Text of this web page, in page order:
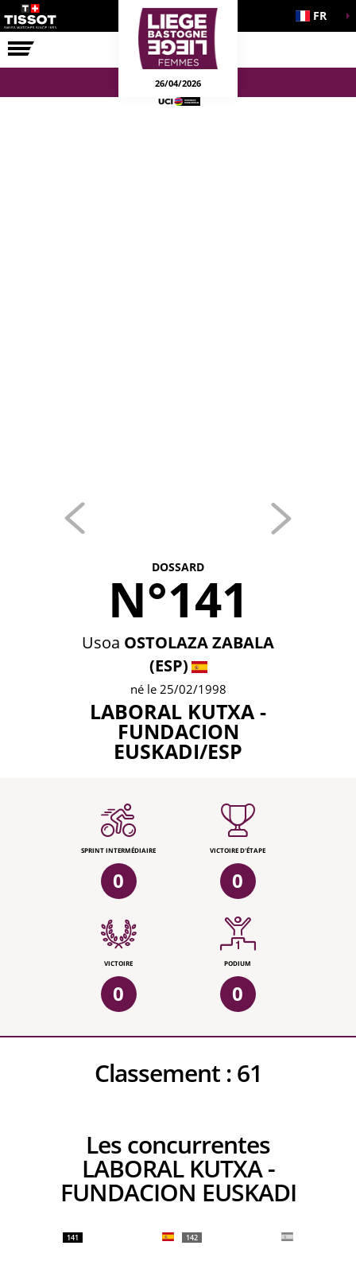
COURSE FR
26/04/2026
DOSSARD
N°141
Usoa OSTOLAZA ZABALA
(ESP)
né le 25/02/1998
LABORAL KUTXA -
FUNDACION
EUSKADI/ESP
SPRINT INTERMÉDIAIRE
0
VICTOIRE D'ÉTAPE
0
VICTOIRE
0
PODIUM
0
Classement :61
Les concurrentes
LABORAL KUTXA -
FUNDACION EUSKADI
141 142